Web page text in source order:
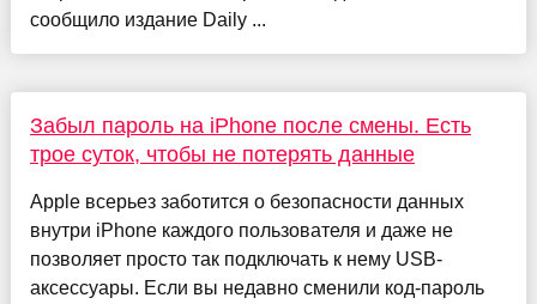
сообщило издание Daily ...
Забыл пароль на iPhone после смены. Есть
трое суток, чтобы не потерять данные
Apple всерьез заботится о безопасности данных
внутри iPhone каждого пользователя и даже не
позволяет просто так подключать к нему USB-
аксессуары. Если вы недавно сменили код-пароль